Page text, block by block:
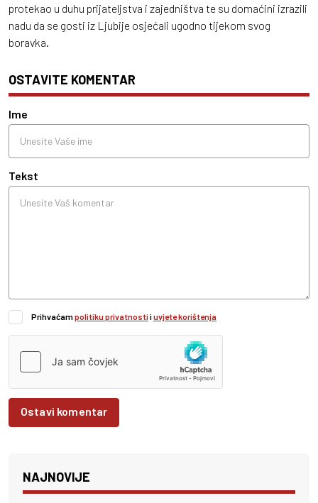
protekao u duhu prijateljstva i zajedništva te su domaćini izrazili
nadu da se gosti iz Ljubije osjećali ugodno tijekom svog
boravka.
OSTAVITE KOMENTAR
Ime
Tekst
Prihvaćampolitiku privatnostiiuvjete korištenja
Ostavi komentar
NAJNOVIJE